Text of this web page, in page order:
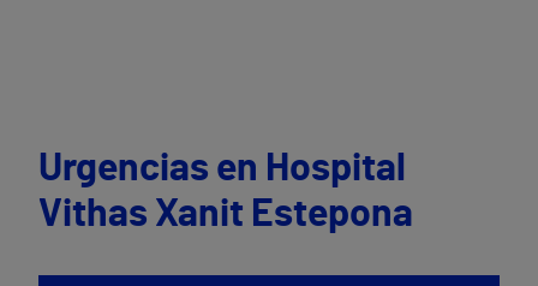
Urgencias en Hospital
Vithas Xanit Estepona